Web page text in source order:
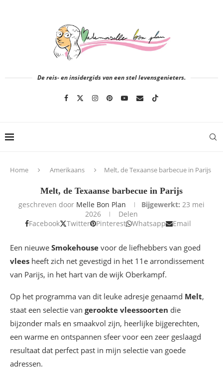
De reis- en insidergids van een stel levensgenieters.
Home Amerikaans Melt, de Texaanse barbecue in Parijs
Melt, de Texaanse barbecue in Parijs
geschreven door Melle Bon Plan Bijgewerkt: 23 mei
2026
Delen
Facebook
Twitter Pinterest Whatsapp Email
Een nieuwe Smokehouse voor de liefhebbers van goed
vlees heeft zich net gevestigd in het 11e arrondissement
van Parijs, in het hart van de wijk Oberkampf.
Op het programma van dit leuke adresje genaamd Melt,
staat een selectie van gerookte vleessoorten die
bijzonder mals en smaakvol zijn, heerlijke bijgerechten,
een warme en ontspannen sfeer voor een zeer geslaagd
resultaat dat perfect past in mijn selectie van goede
adressen.